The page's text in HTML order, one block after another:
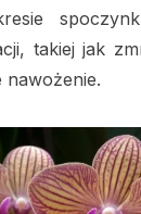
takiej jak